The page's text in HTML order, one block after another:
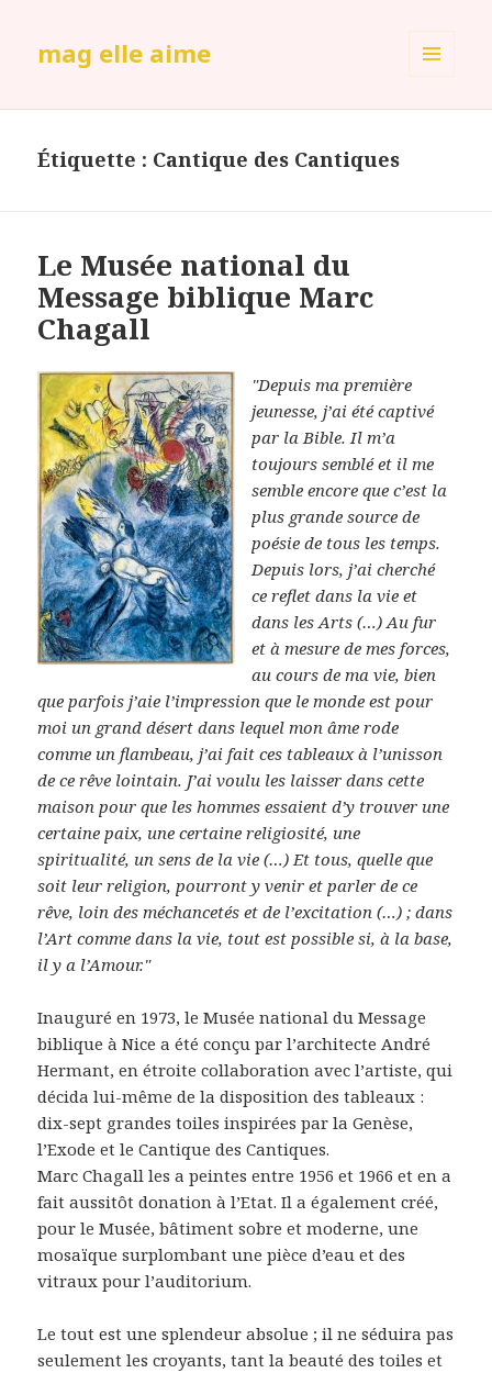
mag elle aime
Étiquette : Cantique des Cantiques
Le Musée national du
Message biblique Marc
Chagall
"Depuis ma première
jeunesse, j’ai été captivé
par la Bible. Il m’a
toujours semblé et il me
semble encore que c’est la
plus grande source de
poésie de tous les temps.
Depuis lors, j’ai cherché
ce reflet dans la vie et
dans les Arts (…) Au fur
et à mesure de mes forces,
au cours de ma vie, bien
que parfois j’aie l’impression que le monde est pour
moi un grand désert dans lequel mon âme rode
comme un flambeau, j’ai fait ces tableaux à l’unisson
de ce rêve lointain. J’ai voulu les laisser dans cette
maison pour que les hommes essaient d’y trouver une
certaine paix, une certaine religiosité, une
spiritualité, un sens de la vie (…) Et tous, quelle que
soit leur religion, pourront y venir et parler de ce
rêve, loin des méchancetés et de l’excitation (…) ; dans
l’Art comme dans la vie, tout est possible si, à la base,
il y a l’Amour."
Inauguré en 1973, le Musée national du Message
biblique à Nice a été conçu par l’architecte André
Hermant, en étroite collaboration avec l’artiste, qui
décida lui-même de la disposition des tableaux :
dix-sept grandes toiles inspirées par la Genèse,
l’Exode et le Cantique des Cantiques.
Marc Chagall les a peintes entre 1956 et 1966 et en a
fait aussitôt donation à l’Etat. Il a également créé,
pour le Musée, bâtiment sobre et moderne, une
mosaïque surplombant une pièce d’eau et des
vitraux pour l’auditorium.
Le tout est une splendeur absolue ; il ne séduira pas
seulement les croyants, tant la beauté des toiles et